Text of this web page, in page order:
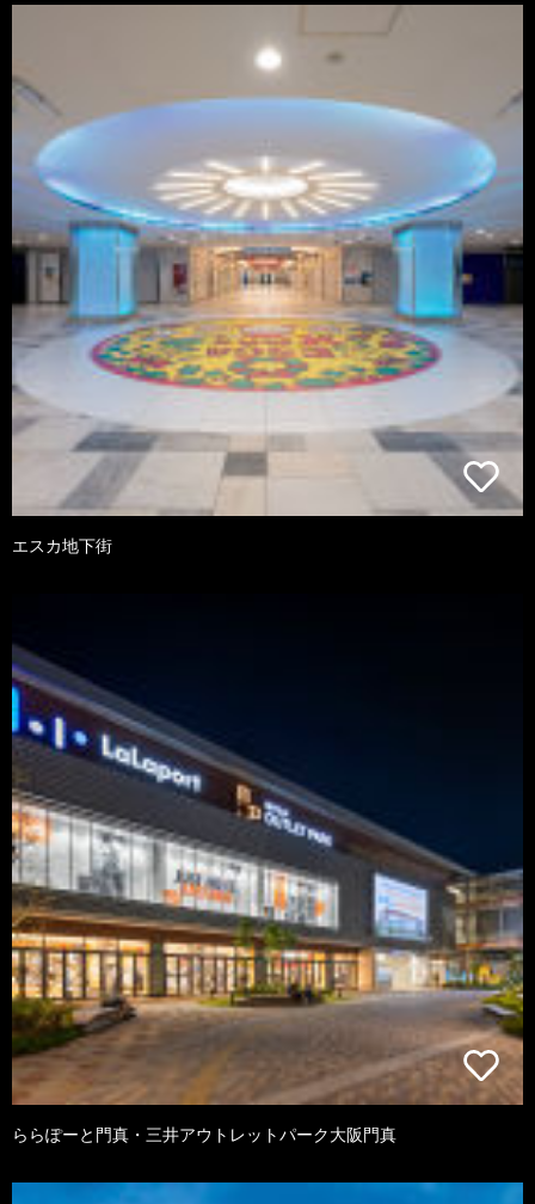
エスカ地下街
ららぽーと門真・三井アウトレットパーク大阪門真